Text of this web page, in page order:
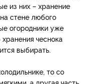
из них – хранение
стене любого
огородники уже
чеснока
выбирать.
то со